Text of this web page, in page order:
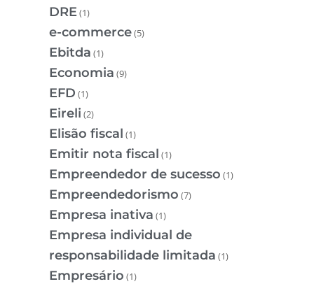
DRE(1)
e-commerce(5)
Ebitda (1)
Economia (9)
EFD (1)
Eireli (2)
Elisão fiscal (1)
Emitir nota fiscal (1)
Empreendedor de sucesso (1)
Empreendedorismo (7)
Empresa inativa (1)
Empresa individual de
responsabilidade limitada (1)
Empresário (1)